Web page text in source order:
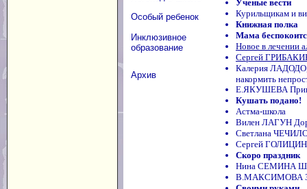
Особый ребенок
Инклюзивное
образование
Архив
Ученые вести
Курильщикам и
Книжная полка
Мама
Новое в лечении
Сергей
Калерия
накормить
Е.ЯКУШЕВА
Кушать подано!
Астма-школа
Вилен ЛАГУН
Светлана
Сергей ГОЛИЦИН
Скоро праздник
Нина СЕМИНА
В.МАКСИМОВА